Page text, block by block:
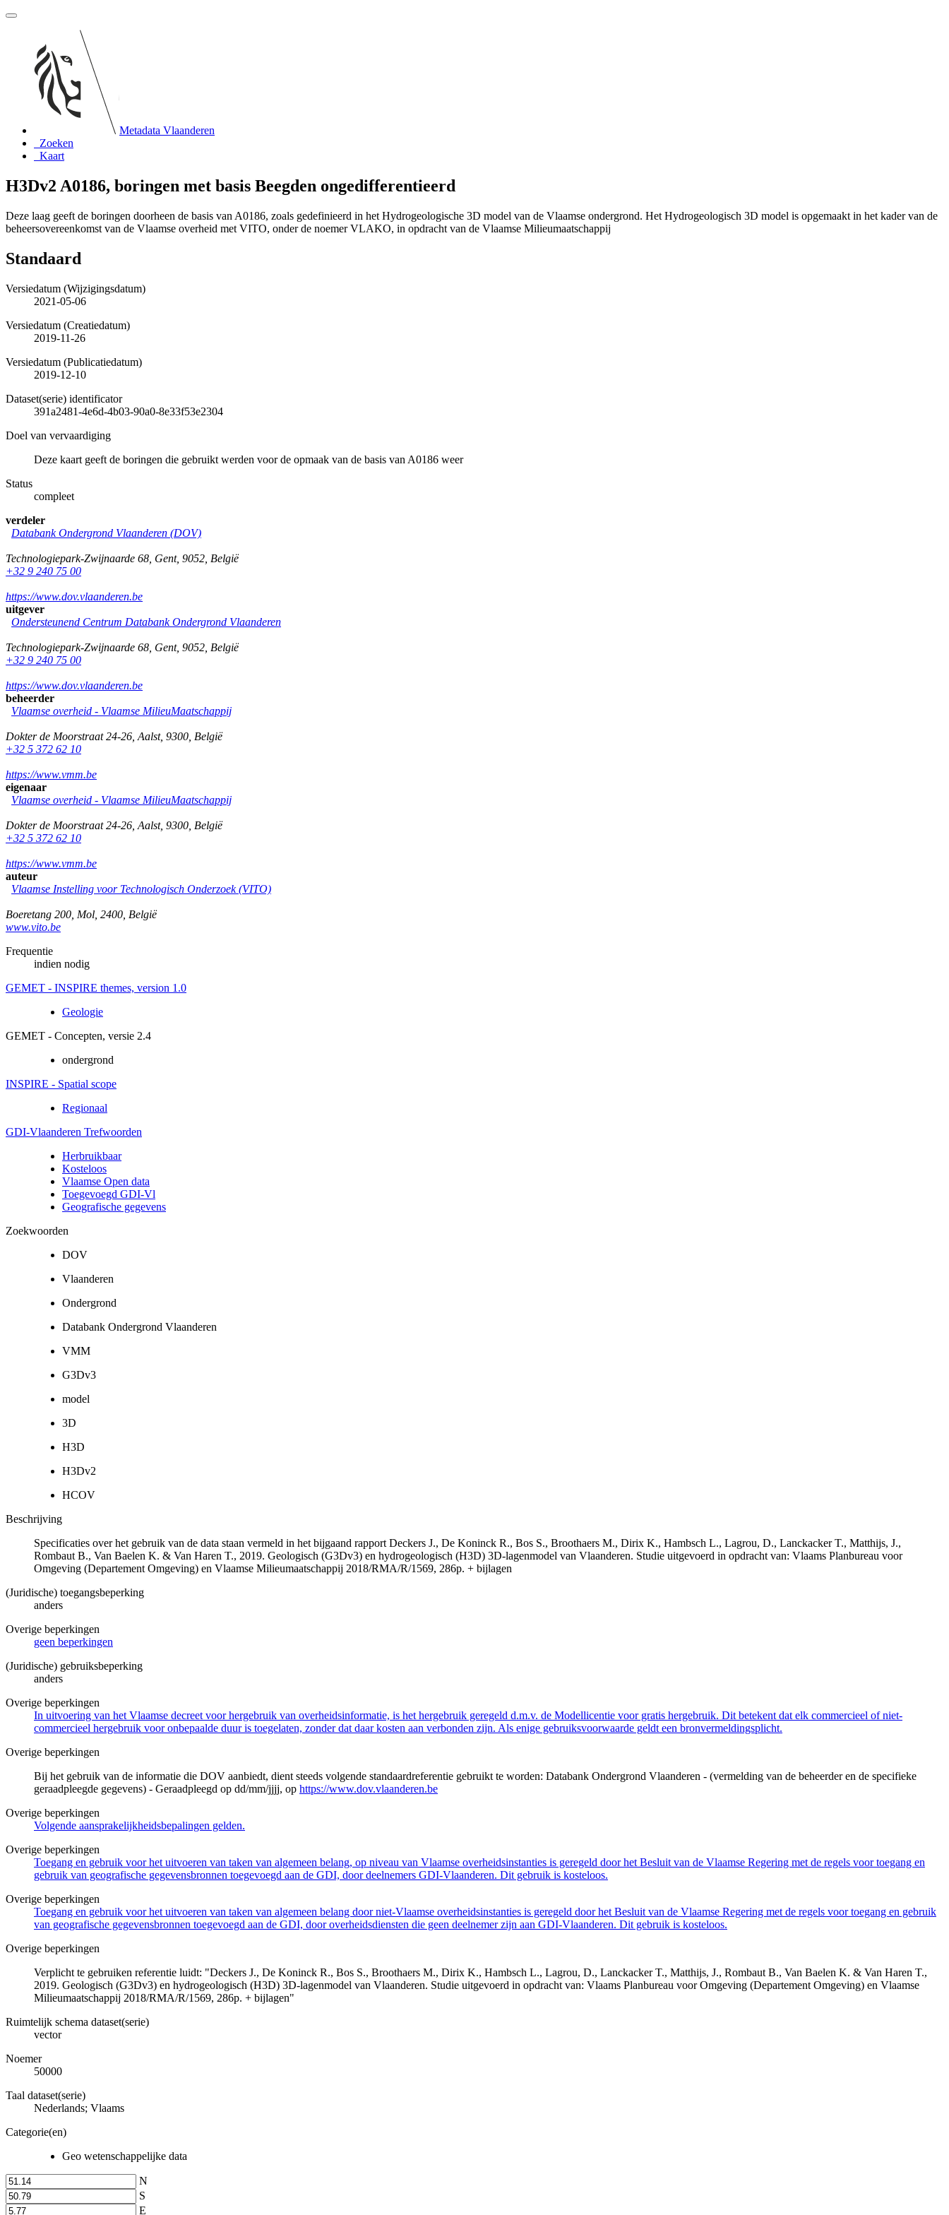
Metadata Vlaanderen
Zoeken
Kaart
H3Dv2 A0186, boringen met basis Beegden ongedifferentieerd
Deze laag geeft de boringen doorheen de basis van A0186, zoals gedefinieerd in het Hydrogeologische 3D model van de Vlaamse ondergrond. Het Hydrogeologisch 3D model is opgemaakt in het kader van de
beheersovereenkomst van de Vlaamse overheid met VITO, onder de noemer VLAKO, in opdracht van de Vlaamse Milieumaatschappij
Standaard
Versiedatum (Wijzigingsdatum)
2021-05-06
Versiedatum (Creatiedatum)
2019-11-26
Versiedatum (Publicatiedatum)
2019-12-10
Dataset(serie) identificator
391a2481-4e6d-4b03-90a0-8e33f53e2304
Doel van vervaardiging
Deze kaart geeft de boringen die gebruikt werden voor de opmaak van de basis van A0186 weer
Status
compleet
verdeler
Databank Ondergrond Vlaanderen (DOV)
Technologiepark-Zwijnaarde 68 Gent, 9052 België
+32 9 240 75 00
https://www.dov.vlaanderen.be
uitgever
Ondersteunend Centrum Databank Ondergrond Vlaanderen
Technologiepark-Zwijnaarde 68 Gent, 9052 België
+32 9 240 75 00
https://www.dov.vlaanderen.be
beheerder
Vlaamse overheid - Vlaamse MilieuMaatschappij
Dokter de Moorstraat 24-26 Aalst, 9300 België
+32 5 372 62 10
https://www.vmm.be
eigenaar
Vlaamse overheid - Vlaamse MilieuMaatschappij
Dokter de Moorstraat 24-26 Aalst, 9300 België
+32 5 372 62 10
https://www.vmm.be
auteur
Vlaamse Instelling voor Technologisch Onderzoek (VITO)
Boeretang 200 Mol 2400 België
www.vito.be
Frequentie
indien nodig
GEMET - INSPIRE themes, version 1.0
Geologie
GEMET - Concepten, versie 2.4
ondergrond
INSPIRE - Spatial scope
Regionaal
GDI-Vlaanderen Trefwoorden
Herbruikbaar
Kosteloos
Vlaamse Open data
Toegevoegd GDI-Vl
Geografische gegevens
Zoekwoorden
DOV
Vlaanderen
Ondergrond
Databank Ondergrond Vlaanderen
VMM
G3Dv3
model
3D
H3D
H3Dv2
HCOV
Beschrijving
Specificaties over het gebruik van de data staan vermeld in het bijgaand rapport Deckers J., De Koninck R., Bos S., Broothaers M., Dirix K., Hambsch L., Lagrou, D., Lanckacker T., Matthijs, J.,
Rombaut B., Van Baelen K. & Van Haren T., 2019. Geologisch (G3Dv3) en hydrogeologisch (H3D) 3D-lagenmodel van Vlaanderen. Studie uitgevoerd in opdracht van: Vlaams Planbureau voor
Omgeving (Departement Omgeving) en Vlaamse Milieumaatschappij 2018/RMA/R/1569, 286p. + bijlagen
(Juridische) toegangsbeperking
anders
Overige beperkingen
geen beperkingen
(Juridische) gebruiksbeperking
anders
Overige beperkingen
In uitvoering van het Vlaamse decreet voor hergebruik van overheidsinformatie, is het hergebruik geregeld d.m.v. de Modellicentie voor gratis hergebruik. Dit betekent dat elk commercieel of niet-
commercieel hergebruik voor onbepaalde duur is toegelaten, zonder dat daar kosten aan verbonden zijn. Als enige gebruiksvoorwaarde geldt een bronvermeldingsplicht.
Overige beperkingen
Bij het gebruik van de informatie die DOV aanbiedt, dient steeds volgende standaardreferentie gebruikt te worden: Databank Ondergrond Vlaanderen - (vermelding van de beheerder en de specifieke
geraadpleegde gegevens) - Geraadpleegd op dd/mm/jjjj, op https://www.dov.vlaanderen.be
Overige beperkingen
Volgende aansprakelijkheidsbepalingen gelden.
Overige beperkingen
Toegang en gebruik voor het uitvoeren van taken van algemeen belang, op niveau van Vlaamse overheidsinstanties is geregeld door het Besluit van de Vlaamse Regering met de regels voor toegang en
gebruik van geografische gegevensbronnen toegevoegd aan de GDI, door deelnemers GDI-Vlaanderen. Dit gebruik is kosteloos.
Overige beperkingen
Toegang en gebruik voor het uitvoeren van taken van algemeen belang door niet-Vlaamse overheidsinstanties is geregeld door het Besluit van de Vlaamse Regering met de regels voor toegang en gebruik
van geografische gegevensbronnen toegevoegd aan de GDI, door overheidsdiensten die geen deelnemer zijn aan GDI-Vlaanderen. Dit gebruik is kosteloos.
Overige beperkingen
Verplicht te gebruiken referentie luidt: "Deckers J., De Koninck R., Bos S., Broothaers M., Dirix K., Hambsch L., Lagrou, D., Lanckacker T., Matthijs, J., Rombaut B., Van Baelen K. & Van Haren T.,
2019. Geologisch (G3Dv3) en hydrogeologisch (H3D) 3D-lagenmodel van Vlaanderen. Studie uitgevoerd in opdracht van: Vlaams Planbureau voor Omgeving (Departement Omgeving) en Vlaamse
Milieumaatschappij 2018/RMA/R/1569, 286p. + bijlagen"
Ruimtelijk schema dataset(serie)
vector
Noemer
50000
Taal dataset(serie)
Nederlands; Vlaams
Categorie(en)
Geo wetenschappelijke data
N
S
E